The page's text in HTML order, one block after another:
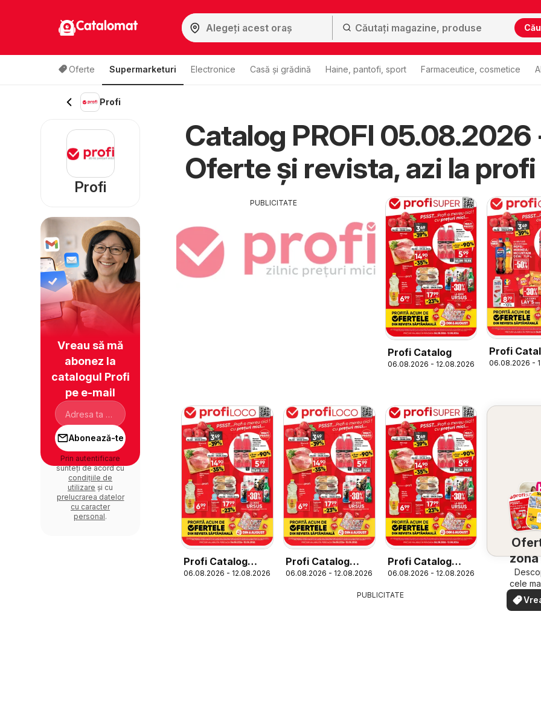
Catalomat
Oferte Supermarketuri Electronice Casă și grădină Haine, pantofi, sport Farmaceutice, cosmetice
Profi
Catalog PROFI 05.08.2026
Oferte şi revista, azi la profi
PUBLICITATE
Profi Catalog
06.08.2026 - 12.08.2026
Profi
06.08.2026 -
Profi Catalog
Loco
06.08.2026 - 12.08.2026
Profi Catalog
Loco nou
06.08.2026 - 12.08.2026
Profi Catalog
Super
06.08.2026 - 12.08.2026
cele
văd
PUBLICITATE
Profi
Vreau să mă
abonez la
catalogul Profi
pe e-mail
Abonează-te
Prin autentificare
sunteți de acord cu
condițiile de
utilizare și cu
prelucrarea datelor
cu caracter
personal.